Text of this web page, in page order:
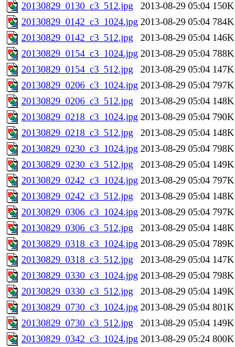
20130829_0130_c3_512.jpg
2013-08-29 05:04 150K
20130829_0142_c3_1024.jpg 2013-08-29 05:04 784K
20130829_0142_c3_512.jpg
2013-08-29 05:04 146K
20130829_0154_c3_1024.jpg 2013-08-29 05:04 788K
20130829_0154_c3_512.jpg
2013-08-29 05:04 147K
20130829_0206_c3_1024.jpg 2013-08-29 05:04 797K
20130829_0206_c3_512.jpg
2013-08-29 05:04 148K
20130829_0218_c3_1024.jpg 2013-08-29 05:04 790K
20130829_0218_c3_512.jpg
2013-08-29 05:04 148K
20130829_0230_c3_1024.jpg 2013-08-29 05:04 798K
20130829_0230_c3_512.jpg
2013-08-29 05:04 149K
20130829_0242_c3_1024.jpg 2013-08-29 05:04 797K
20130829_0242_c3_512.jpg
2013-08-29 05:04 148K
20130829_0306_c3_1024.jpg 2013-08-29 05:04 797K
20130829_0306_c3_512.jpg
2013-08-29 05:04 148K
20130829_0318_c3_1024.jpg 2013-08-29 05:04 789K
20130829_0318_c3_512.jpg
2013-08-29 05:04 147K
20130829_0330_c3_1024.jpg 2013-08-29 05:04 798K
20130829_0330_c3_512.jpg
2013-08-29 05:04 149K
20130829_0730_c3_1024.jpg 2013-08-29 05:04 801K
20130829_0730_c3_512.jpg
2013-08-29 05:04 149K
20130829_0342_c3_1024.jpg 2013-08-29 05:24 800K